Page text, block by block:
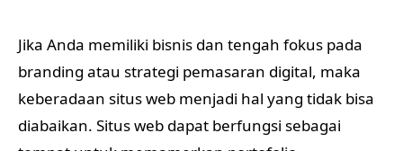
Jika Anda memiliki bisnis dan tengah fokus pada
branding atau strategi pemasaran digital, maka
keberadaan situs web menjadi hal yang tidak bisa
diabaikan. Situs web dapat berfungsi sebagai